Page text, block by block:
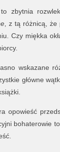
zbytnia
, z tą różnicą, że
Czy miękka
wskazane
główne
opowieść
bohaterowie